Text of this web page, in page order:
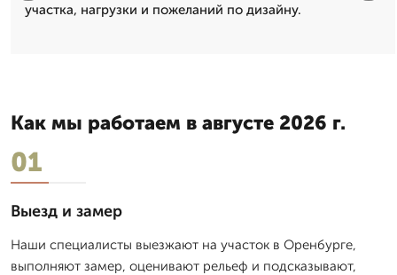
участка, нагрузки и пожеланий по дизайну.
Как мы работаем в августе 2026 г.
01
Выезд и замер
Наши специалисты выезжают на участок в Оренбурге,
выполняют замер, оценивают рельеф и подсказывают,